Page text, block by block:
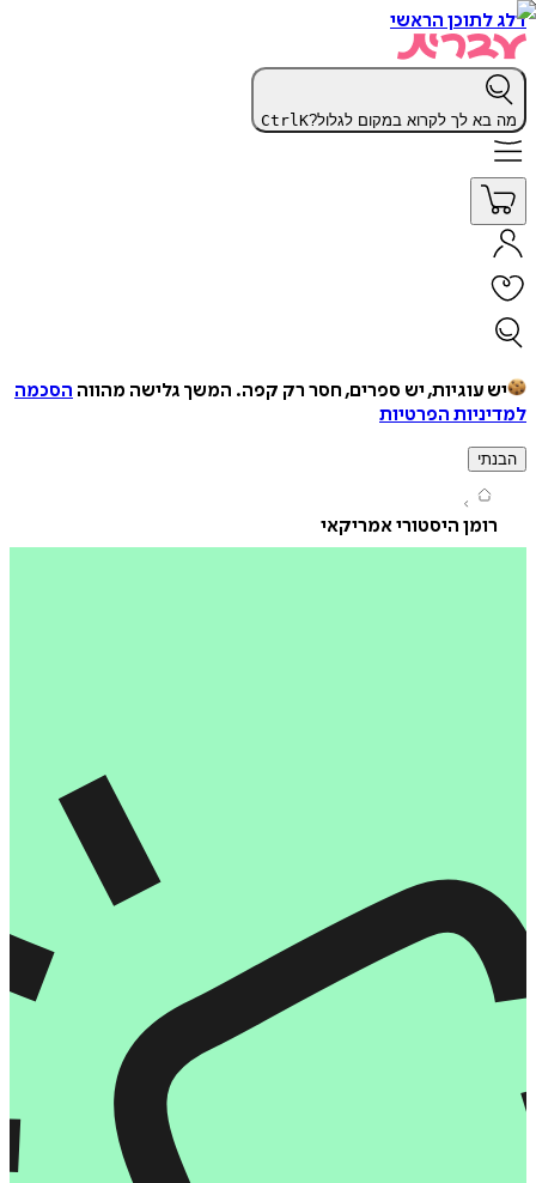
הראשי
לך לקרוא במקום לגלול? CtrlK
עוגיות, יש ספרים, חסר רק קפה. המשך גלישה מהווההסכמה
הפרטיות
היסטורי אמריקאי